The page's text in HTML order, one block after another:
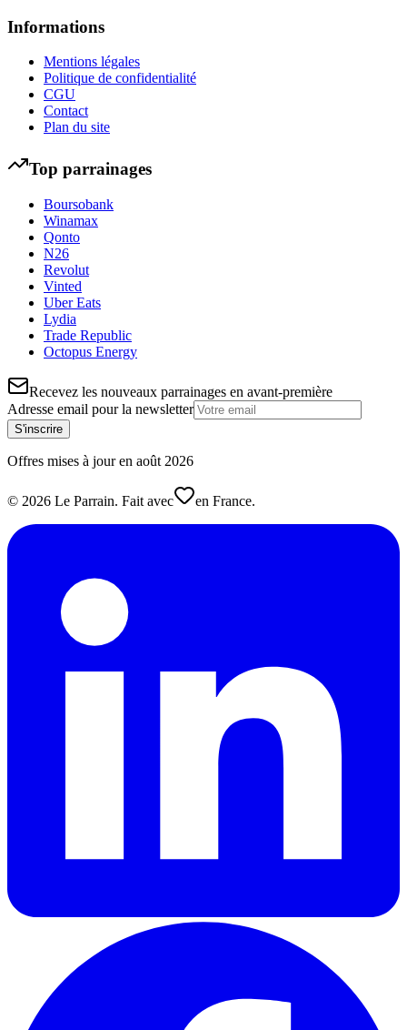
Informations
Mentions légales
Politique de confidentialité
CGU
Contact
Plan du site
Top parrainages
Boursobank
Winamax
Qonto
N26
Revolut
Vinted
Uber Eats
Lydia
Trade Republic
Octopus Energy
Recevez les nouveaux parrainages en avant-première
Adresse email pour la newsletter
S'inscrire
Offres mises à jour en août 2026
© 2026 Le Parrain. Fait avec en France.